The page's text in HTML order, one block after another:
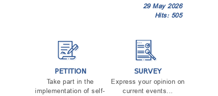
29 May 2026
Hits: 505
PETITION
Take part in the
implementation of self-
SURVEY
Express your opinion on
current events...